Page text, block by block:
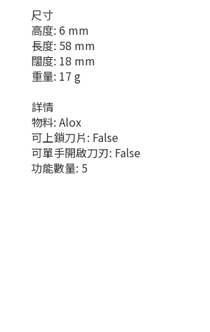
尺寸
高度: 6 mm
長度: 58 mm
闊度: 18 mm
重量: 17 g
詳情
物料: Alox
可上鎖刀片: False
可單手開啟刀刃: False
功能數量: 5